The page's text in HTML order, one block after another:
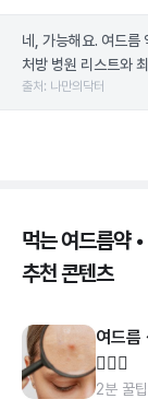
네, 가능해요. 여드름
처방 병원 리스트와
출처: 나만의닥터
먹는 여드름약
추천 콘텐츠
여드름
👩🏻‍⚕️
2분 꿀팁